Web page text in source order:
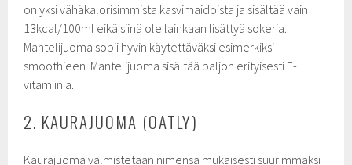
on yksi vähäkalorisimmista kasvimaidoista ja sisältää vain
13kcal/100ml eikä siinä ole lainkaan lisättyä sokeria.
Mantelijuoma sopii hyvin käytettäväksi esimerkiksi
smoothieen. Mantelijuoma sisältää paljon erityisesti E-
vitamiinia.
2. KAURAJUOMA (OATLY)
Kaurajuoma valmistetaan nimensä mukaisesti suurimmaksi